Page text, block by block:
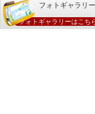
フォトギャラリー
フォトギャラリーはこち